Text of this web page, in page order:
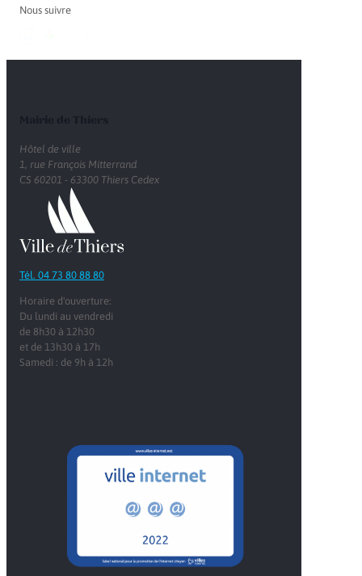
Nous suivre
Hôtel de ville
1, rue François Mitterrand
CS 60201 - 63300 Thiers Cedex
Tél. 04 73 80 88 80
Horaire d'ouverture:
Du lundi au vendredi
de 8h30 à 12h30
et de 13h30 à 17h
Samedi : de 9h à 12h